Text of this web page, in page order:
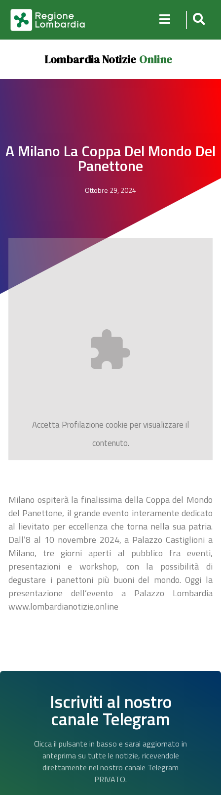
Lombardia Notizie Online
A Milano La Coppa Del Mondo Del
Panettone
Ottobre 29, 2024
AccettaProfilazionecookie per visualizzare il
contenuto.
Milano ospiterà la finalissima della Coppa del Mondo
del Panettone, il grande evento interamente dedicato
al lievitato per eccellenza che torna nella sua patria.
Dall’8 al 10 novembre 2024, a Palazzo Castiglioni a
Milano, tre giorni aperti al pubblico fra eventi,
presentazioni e workshop, con la possibilità di
degustare i panettoni più buoni del mondo. Oggi la
presentazione dell’evento a Palazzo Lombardia
www.lombardianotizie.online
Iscriviti al nostro
canale Telegram
Clicca il pulsante in basso e sarai aggiornato in
anteprima su tutte le notizie, ricevendole
direttamente nel nostro canale Telegram
PRIVATO.